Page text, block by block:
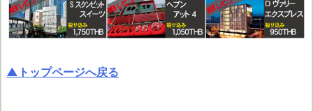
▲トップページへ戻る